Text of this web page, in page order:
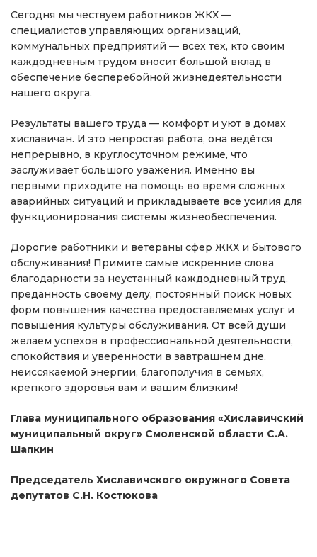
Сегодня мы чествуем работников ЖКХ —
специалистов управляющих организаций,
коммунальных предприятий — всех тех, кто своим
каждодневным трудом вносит большой вклад в
обеспечение бесперебойной жизнедеятельности
нашего округа.
Результаты вашего труда — комфорт и уют в домах
хиславичан. И это непростая работа, она ведётся
непрерывно, в круглосуточном режиме, что
заслуживает большого уважения. Именно вы
первыми приходите на помощь во время сложных
аварийных ситуаций и прикладываете все усилия для
функционирования системы жизнеобеспечения.
Дорогие работники и ветераны сфер ЖКХ и бытового
обслуживания! Примите самые искренние слова
благодарности за неустанный каждодневный труд,
преданность своему делу, постоянный поиск новых
форм повышения качества предоставляемых услуг и
повышения культуры обслуживания. От всей души
желаем успехов в профессиональной деятельности,
спокойствия и уверенности в завтрашнем дне,
неиссякаемой энергии, благополучия в семьях,
крепкого здоровья вам и вашим близким!
Глава муниципального образования «Хиславичский
муниципальный округ» Смоленской области С.А.
Шапкин
Председатель Хиславичского окружного Совета
депутатов С.Н. Костюкова